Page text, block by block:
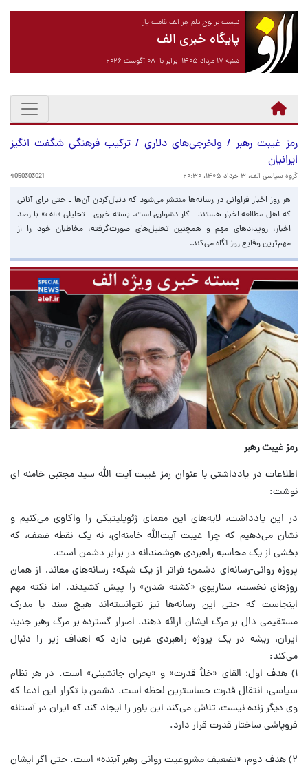
نیست بر لوح دلم جز الف قامت یار
پایگاه خبری الف
شنبه ۱۷ مرداد ۱۴۰۵ برابر با ۰۸ آگوست ۲۰۲۶
رمز غیبت رهبر / ولخرجی‌های دلاری / ترکیب فرهنگی شگفت انگیز
ایرانیان
گروه سیاسی الف، ۳ خرداد ۱۴۰۵، ۲۰:۳۰ 4050303021
هر روز اخبار فراوانی در رسانه‌ها منتشر می‌شود که دنبال‌کردن آن‌ها ـ حتی برای آنانی
که اهل مطالعه اخبار هستند‌ ـ کار دشواری است. بسته خبری ـ تحلیلی «الف» با رصد
اخبار، رویدادهای مهم و همچنین تحلیل‌های صورت‌گرفته، مخاطبان خود را از
مهم‌ترین وقایع روز آگاه می‌کند.
رمز غیبت رهبر
اطلاعات در یادداشتی با عنوان رمز غیبت آیت الله سید مجتبی خامنه ای
نوشت:
در این یادداشت، لایه‌های این معمای ژئوپلیتیکی را واکاوی می‌کنیم و
نشان می‌دهیم که چرا غیبت آیت‌الله خامنه‌ای، نه یک نقطه ضعف، که
بخشی از یک محاسبه راهبردی هوشمندانه در برابر دشمن است.
پروژه روانی-رسانه‌ای دشمن؛ فراتر از یک شبکه: رسانه‌های معاند، از همان
روزهای نخست، سناریوی «کشته شدن» را پیش کشیدند. اما نکته مهم
اینجاست که حتی این رسانه‌ها نیز نتوانسته‌اند هیچ سند یا مدرک
مستقیمی دال بر مرگ ایشان ارائه دهند. اصرار گسترده بر مرگ رهبر جدید
ایران، ریشه در یک پروژه راهبردی غربی دارد که اهداف زیر را دنبال
می‌کند:
۱) هدف اول؛ القای «خلأ قدرت» و «بحران جانشینی» است. در هر نظام
سیاسی، انتقال قدرت حساسترین لحظه است. دشمن با تکرار این ادعا که
وی دیگر زنده نیست، تلاش می‌کند این باور را ایجاد کند که ایران در آستانه
فروپاشی ساختار قدرت قرار دارد.
۲) هدف دوم، «تضعیف مشروعیت روانی رهبر آینده» است. حتی اگر ایشان